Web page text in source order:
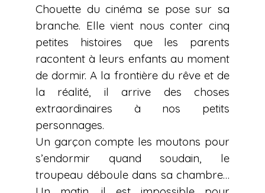
Chouette du cinéma se pose sur sa
branche. Elle vient nous conter cinq
petites histoires que les parents
racontent à leurs enfants au moment
de dormir. A la frontière du rêve et de
la réalité, il arrive des choses
extraordinaires à nos petits
personnages.
Un garçon compte les moutons pour
s’endormir quand soudain, le
troupeau déboule dans sa chambre…